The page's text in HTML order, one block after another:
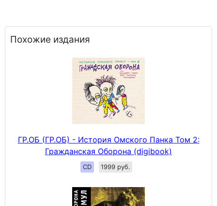
Похожие издания
ГР.ОБ (ГР.ОБ) - История Омского Панка Том 2:
Гражданская Оборона (digibook)
CD 1999 руб.